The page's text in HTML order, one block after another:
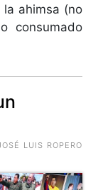
ahimsa (no
consumado
LUIS ROPERO